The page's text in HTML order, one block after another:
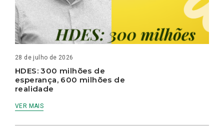
28 de julho de 2026
HDES: 300 milhões de
esperança, 600 milhões de
realidade
VER MAIS